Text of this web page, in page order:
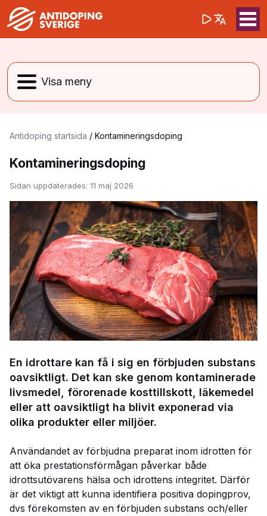
Sök på(opens in a
Antidoping startsida / Kontamineringsdoping
Kontamineringsdoping
Sidan uppdaterades: 11 maj 2026
En idrottare kan få i sig en förbjuden substans
oavsiktligt. Det kan ske genom kontaminerade
livsmedel, förorenade kosttillskott, läkemedel
eller att oavsiktligt ha blivit exponerad via
olika produkter eller miljöer.
Användandet av förbjudna preparat inom idrotten för
att öka prestationsförmågan påverkar både
idrottsutövarens hälsa och idrottens integritet. Därför
är det viktigt att kunna identifiera positiva dopingprov,
dvs förekomsten av en förbjuden substans och/eller